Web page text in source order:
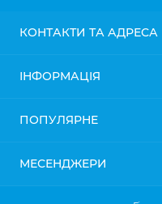
КОНТАКТИ ТА АДРЕСА
Пн-Пт: з 9до 18
ІНФОРМАЦІЯ
Доставка
Політика
ПОПУЛЯРНЕ
Профіль для
МЕСЕНДЖЕРИ